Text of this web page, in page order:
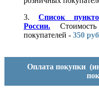
3. Список
России.
покупателей - 350
Оплата покупки